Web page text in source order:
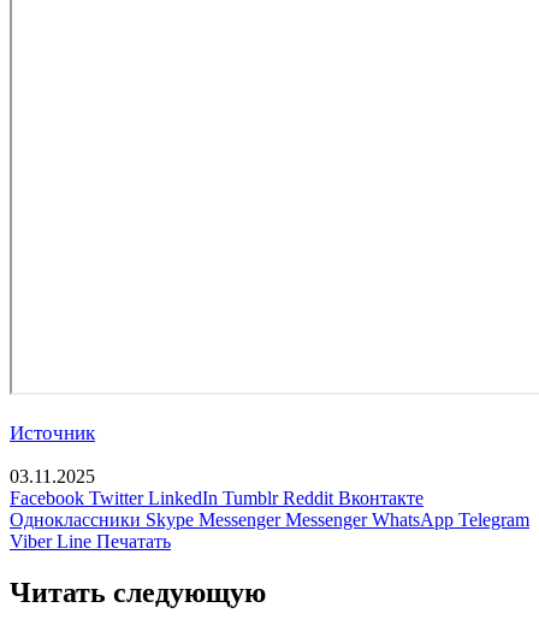
Источник
03.11.2025
Facebook Twitter LinkedIn Tumblr Reddit Вконтакте
Одноклассники Skype Messenger Messenger WhatsApp Telegram
Viber Line Печатать
Читать следующую